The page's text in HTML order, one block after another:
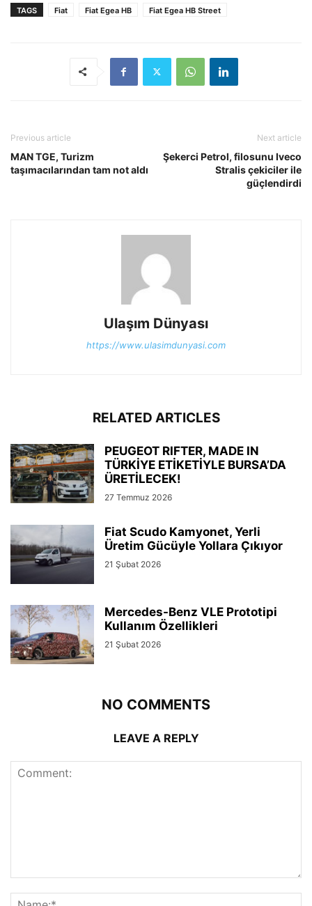
TAGS Fiat Fiat Egea HB Fiat Egea HB Street
Previous article
MAN TGE, Turizm
taşımacılarından tam not aldı
Next article
Şekerci Petrol, filosunu Iveco
Stralis çekiciler ile
güçlendirdi
Ulaşım Dünyası
https://www.ulasimdunyasi.com
RELATED ARTICLES
PEUGEOT RIFTER, MADE IN
TÜRKİYE ETİKETİYLE BURSA’DA
ÜRETİLECEK!
27 Temmuz 2026
Fiat Scudo Kamyonet, Yerli
Üretim Gücüyle Yollara Çıkıyor
21 Şubat 2026
Mercedes-Benz VLE Prototipi
Kullanım Özellikleri
21 Şubat 2026
NO COMMENTS
LEAVE A REPLY